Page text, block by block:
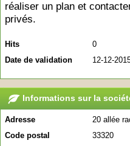
réaliser un plan et
privés.
Hits
0
Date de validation
12-12-
Informations sur la
Adresse
20 allée
Code postal
33320